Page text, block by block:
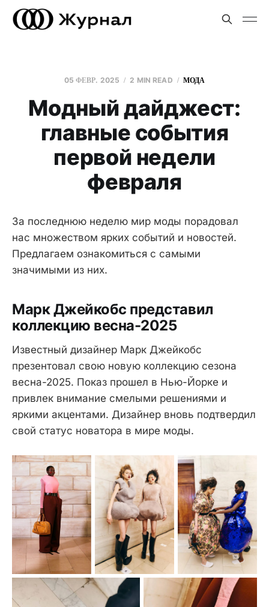
05 ФЕВР. 2025 2 MIN READ МОДА
Модный дайджест:
главные события
первой недели
февраля
За последнюю неделю мир моды порадовал
нас множеством ярких событий и новостей.
Предлагаем ознакомиться с самыми
значимыми из них.
Марк Джейкобс представил
коллекцию весна-2025
Известный дизайнер Марк Джейкобс
презентовал свою новую коллекцию сезона
весна-2025. Показ прошел в Нью-Йорке и
привлек внимание смелыми решениями и
яркими акцентами. Дизайнер вновь подтвердил
свой статус новатора в мире моды.